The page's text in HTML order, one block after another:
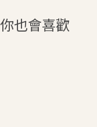
你也會喜歡